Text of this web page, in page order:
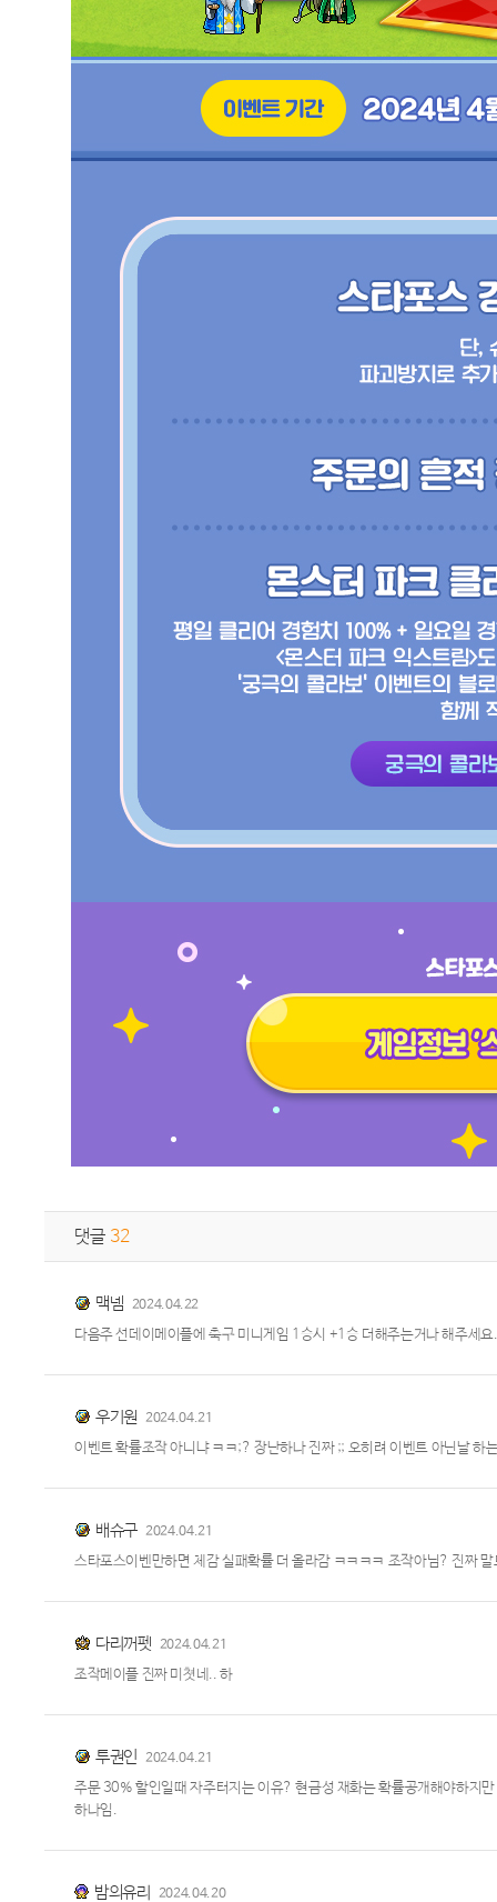
댓글 32
맥넴 2024.04.22
다음주 선데이메이플에 축구 미니게임 1승시 +1승 더해주는거나 해주세
우기원 2024.04.21
이벤트 확률조작 아니냐 ㅋㅋ;? 장난하나 진짜 ;; 오히려 이벤트 아닌날 하
배슈구 2024.04.21
스타포스이벤만하면 체감 실패확률 더 올라감 ㅋㅋㅋㅋ 조작아님? 진짜
다리꺼펫 2024.04.21
조작메이플 진짜 미쳣네.. 하
투권인 2024.04.21
주문 30% 할인일때 자주터지는 이유? 현금성 재화는 확률공개해야하지
하나임.
밤의유리 2024.04.20